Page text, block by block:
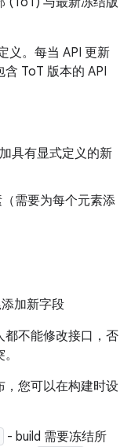
义。每当 API 更新
含 ToT 版本的 API
具有显式定义的新
需要为每个元素添
加新字段
都不能修改接口，否
，您可以在构建时设
- build 需要冻结所